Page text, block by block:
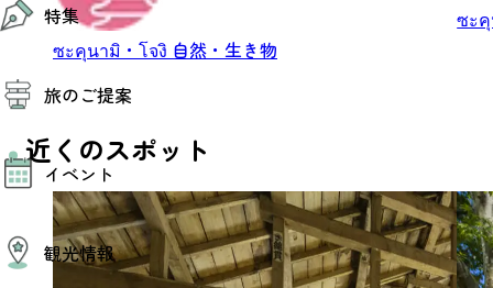
お得なチケット
エリアガイド
復興に向けて
仙台観光PR動画ライブラリー
仙台から行く東北周遊旅
伝統的工芸品
特集
夜時間トピックス
旅のご提案
モデルコース
AIおまかせコース
オリジナルプラン
みんなの旅行記
イベント
イベント情報
その他イベント情報（音楽・展示会）
スポーツ情報
観光情報
ซะคุนามิ・โจงิ 自然・生き物
ซะ
近くのスポット